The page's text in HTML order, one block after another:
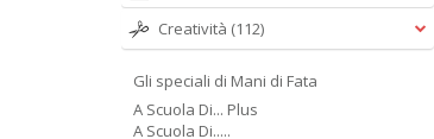
CUCITO MANUALE N.4
15 Progetti Step By
Digitale
2.90 €
MOTIVI ALL UNCINETTO BORSE N.1
Scuola Borse Uncinetto
Cartacea
Creatività (112)
Gli speciali di Mani di Fata
A Scuola Di... Plus
A Scuola Di.....